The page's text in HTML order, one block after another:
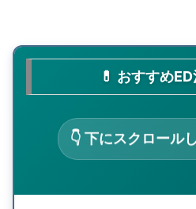
💊 おすすめ
👇 下にスクロール